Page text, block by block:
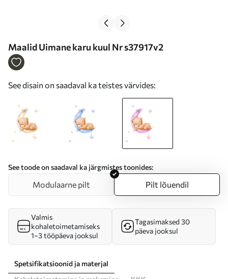
Maalid Uimane karu kuul Nr s37917v2
See disain on saadaval ka teistes värvides:
See toode on saadaval ka järgmistes toonides:
Modulaarne pilt Pilt lõuendil
Valmis
kohaletoimetamiseks
1–3 tööpäeva jooksul
Tagasimaksed 30
päeva jooksul
Spetsifikatsioonid ja materjal